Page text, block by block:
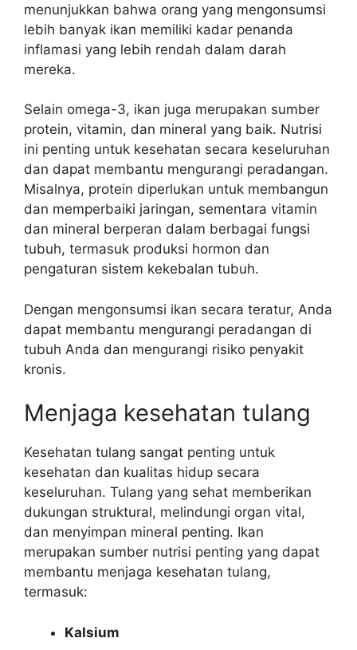
menunjukkan bahwa orang yang mengonsumsi
lebih banyak ikan memiliki kadar penanda
inflamasi yang lebih rendah dalam darah
mereka.
Selain omega-3, ikan juga merupakan sumber
protein, vitamin, dan mineral yang baik. Nutrisi
ini penting untuk kesehatan secara keseluruhan
dan dapat membantu mengurangi peradangan.
Misalnya, protein diperlukan untuk membangun
dan memperbaiki jaringan, sementara vitamin
dan mineral berperan dalam berbagai fungsi
tubuh, termasuk produksi hormon dan
pengaturan sistem kekebalan tubuh.
Dengan mengonsumsi ikan secara teratur, Anda
dapat membantu mengurangi peradangan di
tubuh Anda dan mengurangi risiko penyakit
kronis.
Menjaga kesehatan tulang
Kesehatan tulang sangat penting untuk
kesehatan dan kualitas hidup secara
keseluruhan. Tulang yang sehat memberikan
dukungan struktural, melindungi organ vital,
dan menyimpan mineral penting. Ikan
merupakan sumber nutrisi penting yang dapat
membantu menjaga kesehatan tulang,
termasuk:
Kalsium